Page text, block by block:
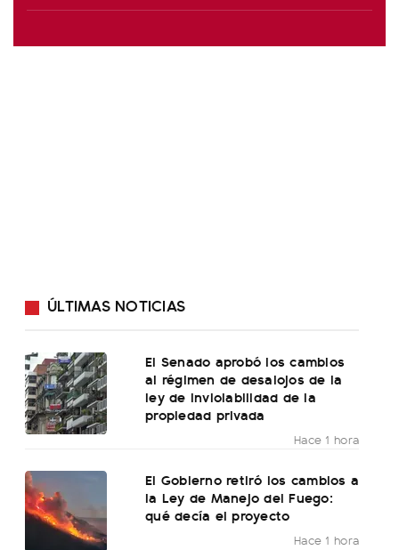
ÚLTIMAS NOTICIAS
El Senado aprobó los cambios
al régimen de desalojos de la
ley de inviolabilidad de la
propiedad privada
Hace 1 hora
El Gobierno retiró los cambios a
la Ley de Manejo del Fuego:
qué decía el proyecto
Hace 1 hora